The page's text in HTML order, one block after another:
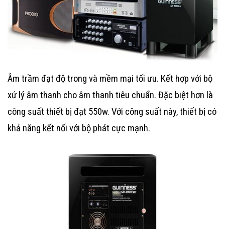
Âm trầm đạt độ trong và mềm mại tối ưu. Kết hợp với bộ
xử lý âm thanh cho âm thanh tiêu chuẩn. Đặc biệt hơn là
công suất thiết bị đạt 550w. Với công suất này, thiết bị có
khả năng kết nối với bộ phát cực mạnh.